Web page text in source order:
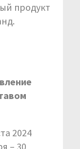
продукт
2024
– 30